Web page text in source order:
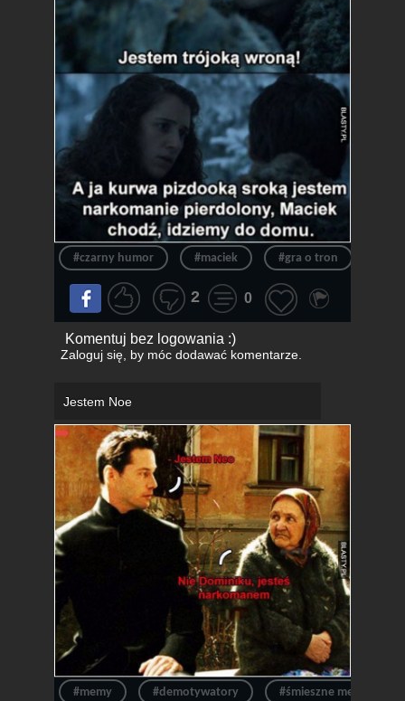
#czarny humor #maciek #gra o tron
2 0
Komentuj bez logowania :)
Zaloguj się, by móc dodawać komentarze.
Jestem Noe
#memy #demotywatory #śmieszne memy